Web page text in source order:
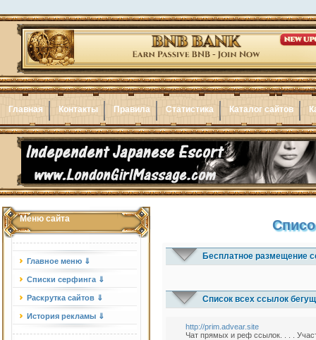
Главная Контакты Правила Статистика Каталог сайтов
Меню сайта
Главное меню ⇓
Списки серфинга ⇓
Раскрутка сайтов ⇓
История рекламы ⇓
Бесплатное размещение
Список всех ссылок
http://prim.advear.site
Чат прямых и реф ссылок. . . .